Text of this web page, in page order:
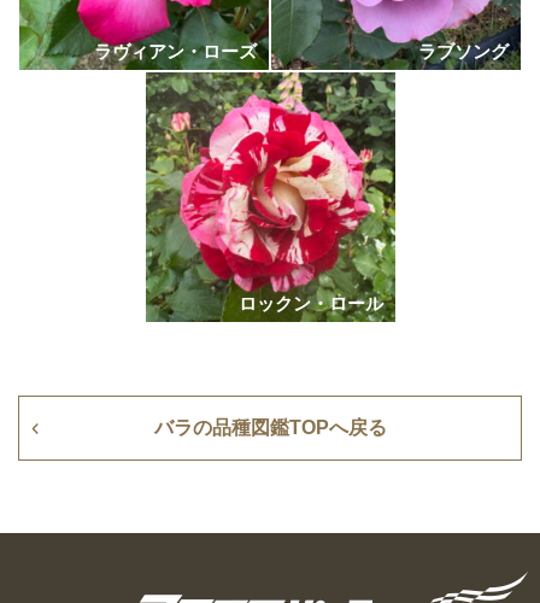
ラヴィアン・ローズ ラブソング
ロックン・ロール
バラの品種図鑑TOPへ戻る